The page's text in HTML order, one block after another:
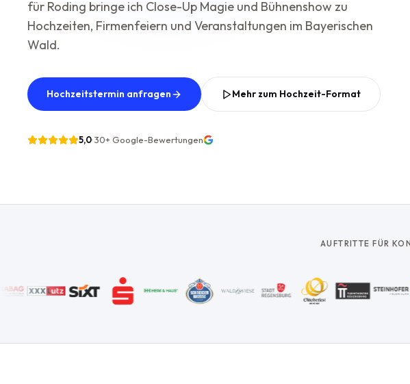
für Roding bringe ich Close-Up Magie und Bühnenshow zu
Hochzeiten, Firmenfeiern und Veranstaltungen im Bayerischen
Wald.
Hochzeitstermin anfragen Mehr zum Hochzeit-Format
5,0·30+Google-Bewertungen
AUFTRITTE FÜR